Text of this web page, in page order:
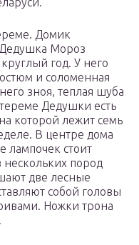
Домик
Мороз
год. У него
и соломенная
зноя, теплая шуба
Дедушки есть
которой лежит семь
В центре дома
лампочек стоит
пород
две лесные
собой головы
Ножки трона